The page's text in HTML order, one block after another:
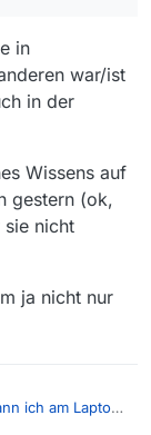
in
war/ist
in der
Wissens auf
gestern (ok,
nicht
ja nicht nur
ich am Laptop